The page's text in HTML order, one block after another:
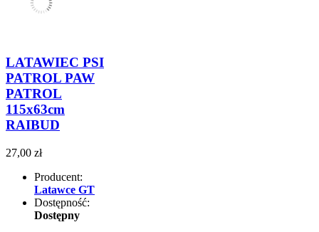
LATAWIEC PSI
PATROL PAW
PATROL
115x63cm
RAIBUD
27,00 zł
Producent:
Latawce GT
Dostępność:
Dostępny